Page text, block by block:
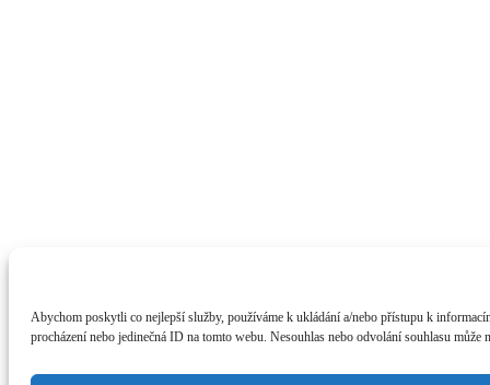
Abychom poskytli co nejlepší služby, používáme k ukládání a/nebo přístupu k
procházení nebo jedinečná ID na tomto webu. Nesouhlas nebo odvolání souhlasu